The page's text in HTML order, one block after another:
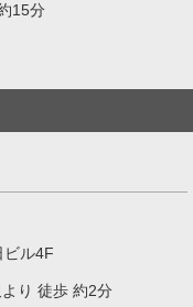
15分
ビル4F
り 徒歩 約2分